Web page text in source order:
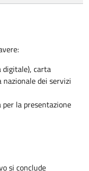
digitale), carta
nazionale dei servizi
la presentazione
si conclude